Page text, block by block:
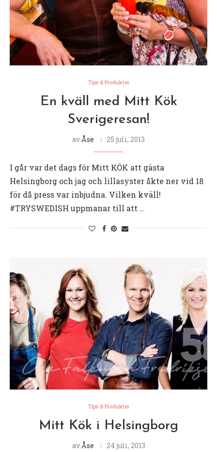
Tips & Produkter
En kväll med Mitt Kök
Sverigeresan!
av Åse 25 juli, 2013
I går var det dags för Mitt KÖK att gästa
Helsingborg och jag och lillasyster åkte ner vid 18
för då press var inbjudna. Vilken kväll!
#TRYSWEDISH uppmanar till att …
Tips & Produkter
Mitt Kök i Helsingborg
av Åse 24 juli, 2013